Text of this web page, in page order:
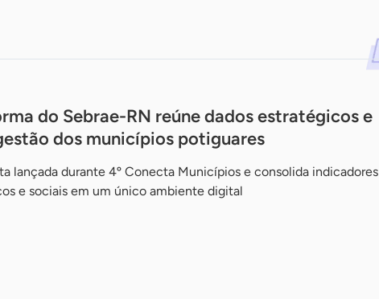
do Sebrae-RN reúne dados estratégicos e
dos municípios potiguares
lançada durante 4º Conecta Municípios e consolida indicadores
e sociais em um único ambiente digital